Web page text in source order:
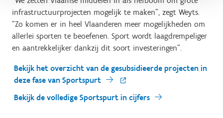
infrastructuurprojecten mogelijk te maken”, zegt Weyts.
“Zo komen er in heel Vlaanderen meer mogelijkheden om
allerlei sporten te beoefenen. Sport wordt laagdrempeliger
en aantrekkelijker dankzij dit soort investeringen”.
Bekijk het overzicht van de gesubsidieerde projecten in
deze fase van Sportspurt
Bekijk de volledige Sportspurt in cijfers